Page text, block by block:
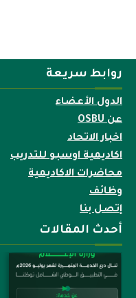
روابط سريعة
الدول الأعضاء
عن OSBU
اخبار الاتحاد
اكاديمية اوسبو للتدريب
محاضرات الاكاديمية
وظائف
إتصل بنا
أحدث المقالات